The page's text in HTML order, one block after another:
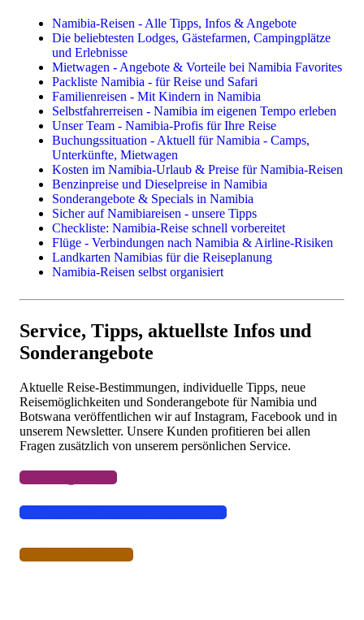
Kleingruppen- & Gruppenreisen
Kleingruppenreisen im Safaribus
Geführte Selbstfahrerreisen
Flugsafaris
Reisethemen
Familienreisen
Camping in Namibia
Fotoreisen & Fotosafari
Einzelne Leistungen
Camper & Mietwagen
Lodges, Camps, Gästefarmen, Hotels
Highlights, Sehenswürdigkeiten, Reiseregionen
Preise & Kosten in Namibia
Landkarten & Reiseführer
Impfungen, Malariaprophylaxe, Sicherheit
Reiserouten
Flüge
Mietwagen
Lodges, Gästefarmen, Hotels
Camping & Campingplätze
Namibia-Reisen - Alle Tipps, Infos & Angebote
Die beliebtesten Lodges, Gästefarmen, Campingplätze
und Erlebnisse
Mietwagen - Angebote & Vorteile bei Namibia Favorites
Packliste Namibia - für Reise und Safari
Familienreisen - Mit Kindern in Namibia
Selbstfahrerreisen - Namibia im eigenen Tempo erleben
Unser Team - Namibia-Profis für Ihre Reise
Buchungssituation - Aktuell für Namibia - Camps,
Unterkünfte, Mietwagen
Kosten im Namibia-Urlaub & Preise für Namibia-Reisen
Benzinpreise und Dieselpreise in Namibia
Sonderangebote & Specials in Namibia
Sicher auf Namibiareisen - unsere Tipps
Checkliste: Namibia-Reise schnell vorbereitet
Flüge - Verbindungen nach Namibia & Airline-Risiken
Landkarten Namibias für die Reiseplanung
Namibia-Reisen selbst organisiert
Service, Tipps, aktuellste Infos und
Sonderangebote
Aktuelle Reise-Bestimmungen, individuelle Tipps, neue
Reisemöglichkeiten und Sonderangebote für Namibia und
Botswana veröffentlichen wir auf Instagram, Facebook und in
unserem Newsletter. Unsere Kunden profitieren bei allen
Fragen zusätzlich von unserem persönlichen Service.
Newsletter